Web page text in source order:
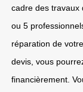
cadre des travaux
ou 5
réparation de
devis, vous
financièrement.